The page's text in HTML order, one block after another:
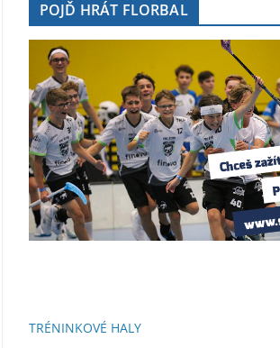
POJĎ HRÁT FLORBAL
TRÉNINKOVÉ HALY